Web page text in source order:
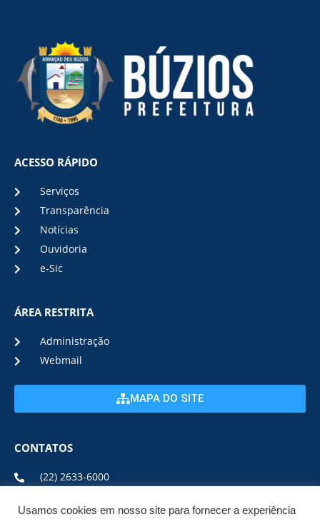
ACESSO RÁPIDO
Serviços
Transparência
Notícias
Ouvidoria
e-Sic
ÁREA RESTRITA
Administração
Webmail
MAPA DO SITE
CONTATOS
(22) 2633-6000
Usamos cookies em nosso site para fornecer a experiência